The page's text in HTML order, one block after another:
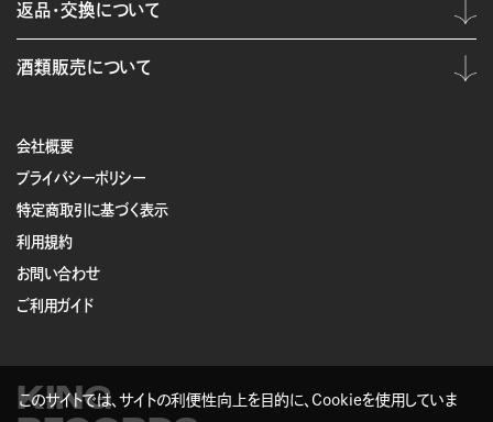
会社概要
プライバシーポリシー
特定商取引に基づく表示
利用規約
お問い合わせ
ご利用ガイド
KING
返品・交換について
酒類販売について
このサイトでは、サイトの利便性向上を目的に、Cookieを使用していま